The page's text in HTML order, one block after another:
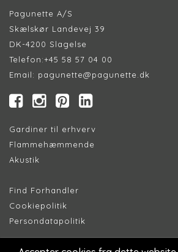
Pagunette A/S
Skælskør Landevej 39
DK-4200 Slagelse
Telefon:+45 58 57 04 00
Email: pagunette@pagunette.dk
Gardiner til erhverv
Flammehæmmende
Akustik
Find Forhandler
Cookiepolitik
Persondatapolitik